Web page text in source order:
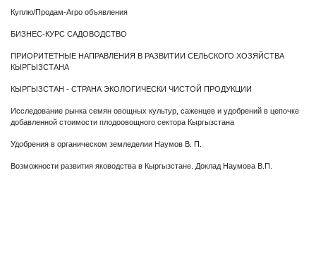
Куплю/Продам-Агро объявления
БИЗНЕС-КУРС САДОВОДСТВО
ПРИОРИТЕТНЫЕ НАПРАВЛЕНИЯ В РАЗВИТИИ СЕЛЬСКОГО ХОЗЯЙСТВА
КЫРГЫЗСТАНА
КЫРГЫЗСТАН - СТРАНА ЭКОЛОГИЧЕСКИ ЧИСТОЙ ПРОДУКЦИИ
Исследование рынка семян овощных культур, саженцев и удобрений в цепочке
добавленной стоимости плодоовощного сектора Кыргызстана
Удобрения в органическом земледелии Наумов В. П.
Возможности развития яководства в Кыргызстане. Доклад Наумова В.П.